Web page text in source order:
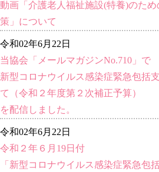
動画「介護老人福祉施設(特養)のた
策」について
令和02年6月22日
当協会「メールマガジンNo.710」で
新型コロナウイルス感染症緊急包括
て（令和２年度第２次補正予算）
を配信しました。
令和02年6月22日
令和２年６月19日付
「新型コロナウイルス感染症緊急包